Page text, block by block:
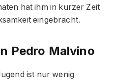
hat ihm in kurzer Zeit
eingebracht.
Pedro Malvino
ist nur wenig